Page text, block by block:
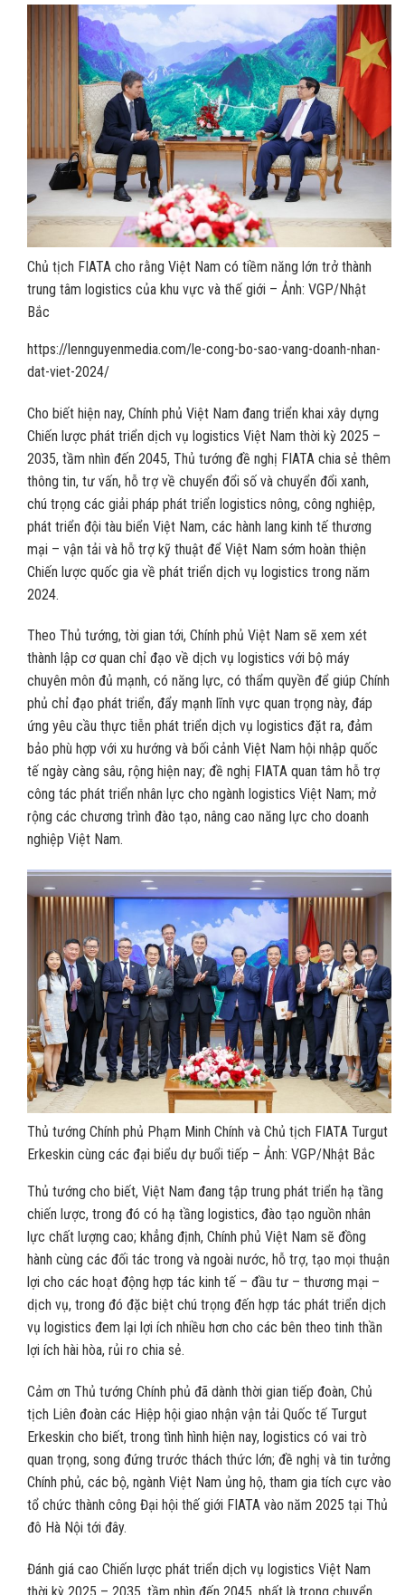
Chủ tịch FIATA cho rằng Việt Nam có tiềm năng lớn trở thành
trung tâm logistics của khu vực và thế giới – Ảnh: VGP/Nhật
Bắc
https://lennguyenmedia.com/le-cong-bo-sao-vang-doanh-nhan-
dat-viet-2024/
Cho biết hiện nay, Chính phủ Việt Nam đang triển khai xây dựng
Chiến lược phát triển dịch vụ logistics Việt Nam thời kỳ 2025 –
2035, tầm nhìn đến 2045, Thủ tướng đề nghị FIATA chia sẻ thêm
thông tin, tư vấn, hỗ trợ về chuyển đổi số và chuyển đổi xanh,
chú trọng các giải pháp phát triển logistics nông, công nghiệp,
phát triển đội tàu biển Việt Nam, các hành lang kinh tế thương
mại – vận tải và hỗ trợ kỹ thuật để Việt Nam sớm hoàn thiện
Chiến lược quốc gia về phát triển dịch vụ logistics trong năm
2024.
Theo Thủ tướng, tời gian tới, Chính phủ Việt Nam sẽ xem xét
thành lập cơ quan chỉ đạo về dịch vụ logistics với bộ máy
chuyên môn đủ mạnh, có năng lực, có thẩm quyền để giúp Chính
phủ chỉ đạo phát triển, đẩy mạnh lĩnh vực quan trọng này, đáp
ứng yêu cầu thực tiễn phát triển dịch vụ logistics đặt ra, đảm
bảo phù hợp với xu hướng và bối cảnh Việt Nam hội nhập quốc
tế ngày càng sâu, rộng hiện nay; đề nghị FIATA quan tâm hỗ trợ
công tác phát triển nhân lực cho ngành logistics Việt Nam; mở
rộng các chương trình đào tạo, nâng cao năng lực cho doanh
nghiệp Việt Nam.
Thủ tướng Chính phủ Phạm Minh Chính và Chủ tịch FIATA Turgut
Erkeskin cùng các đại biểu dự buổi tiếp – Ảnh: VGP/Nhật Bắc
Thủ tướng cho biết, Việt Nam đang tập trung phát triển hạ tầng
chiến lược, trong đó có hạ tầng logistics, đào tạo nguồn nhân
lực chất lượng cao; khẳng định, Chính phủ Việt Nam sẽ đồng
hành cùng các đối tác trong và ngoài nước, hỗ trợ, tạo mọi thuận
lợi cho các hoạt động hợp tác kinh tế – đầu tư – thương mại –
dịch vụ, trong đó đặc biệt chú trọng đến hợp tác phát triển dịch
vụ logistics đem lại lợi ích nhiều hơn cho các bên theo tinh thần
lợi ích hài hòa, rủi ro chia sẻ.
Cảm ơn Thủ tướng Chính phủ đã dành thời gian tiếp đoàn, Chủ
tịch Liên đoàn các Hiệp hội giao nhận vận tải Quốc tế Turgut
Erkeskin cho biết, trong tình hình hiện nay, logistics có vai trò
quan trọng, song đứng trước thách thức lớn; đề nghị và tin tưởng
Chính phủ, các bộ, ngành Việt Nam ủng hộ, tham gia tích cực vào
tổ chức thành công Đại hội thế giới FIATA vào năm 2025 tại Thủ
đô Hà Nội tới đây.
Đánh giá cao Chiến lược phát triển dịch vụ logistics Việt Nam